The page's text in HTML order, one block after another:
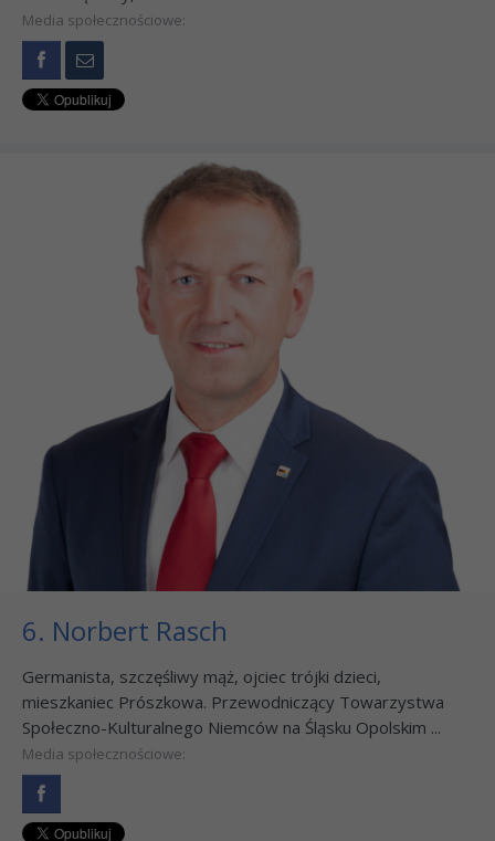
Media społecznościowe:
6. Norbert Rasch
Germanista, szczęśliwy mąż, ojciec trójki dzieci,
mieszkaniec Prószkowa. Przewodniczący Towarzystwa
Społeczno-Kulturalnego Niemców na Śląsku Opolskim ...
Media społecznościowe: